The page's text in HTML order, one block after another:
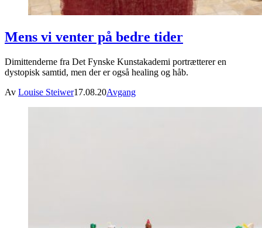
Mens vi venter på bedre tider
Dimittenderne fra Det Fynske Kunstakademi portrætterer en
dystopisk samtid, men der er også healing og håb.
Av Louise Steiwer17.08.20Avgang